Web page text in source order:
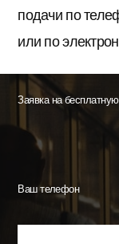
подачи по
или по
Заявка на
Ваш телефон